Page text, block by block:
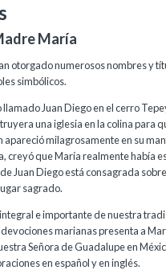
María
otorgado numerosos nombres y
simbólicos.
Juan Diego en el cerro
una iglesia en la colina para
apareció milagrosamente en su
creyó que María realmente había
Juan Diego está consagrada
sagrado.
e importante de nuestra
marianas presenta a
Señora de Guadalupe en
en español y en inglés.